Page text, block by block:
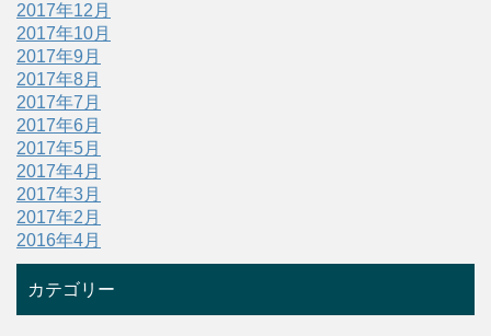
2017年12月
2017年10月
2017年9月
2017年8月
2017年7月
2017年6月
2017年5月
2017年4月
2017年3月
2017年2月
2016年4月
カテゴリー